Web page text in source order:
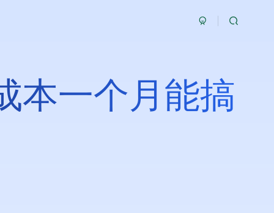
本一个月能搞